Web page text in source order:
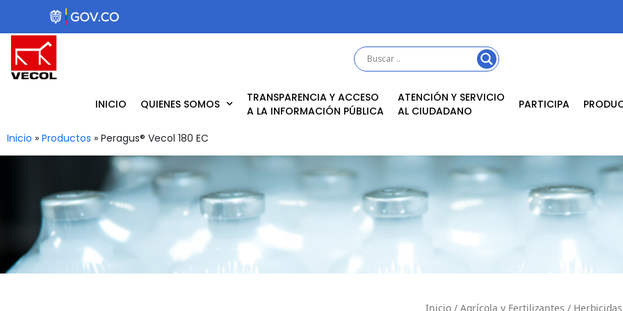
contenido
INICIO QUIENES SOMOS
TRANSPARENCIA Y ACCESO
A LA INFORMACIÓN PÚBLICA
ATENCIÓN Y SERVICIO
AL CIUDADANO
PARTICIPA
Inicio » Productos » Peragus® Vecol 180 EC
Inicio/ Agrícola y Fertilizantes / Herbicidas